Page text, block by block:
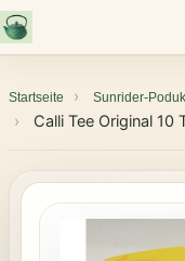
Startseite Sunrider-
Calli Tee Original 10